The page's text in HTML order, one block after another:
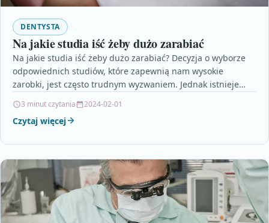
DENTYSTA
Na jakie studia iść żeby dużo zarabiać
Na jakie studia iść żeby dużo zarabiać? Decyzja o wyborze
odpowiednich studiów, które zapewnią nam wysokie
zarobki, jest często trudnym wyzwaniem. Jednak istnieje
3 minut czytania 2024-02-01
Czytaj więcej